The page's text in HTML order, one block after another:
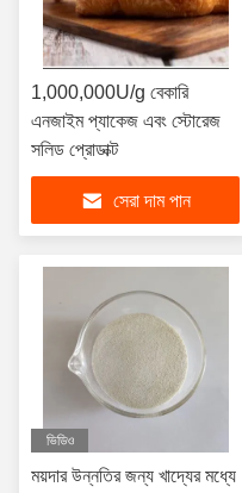
1,000,000U/g বেকারি
এনজাইম প্যাকেজ এবং স্টোরেজ
সলিড প্রোডাক্ট
সেরা দাম পান
ভিডিও
ময়দার উন্নতির জন্য খাদ্যের মধ্যে